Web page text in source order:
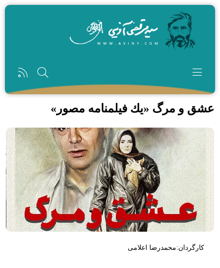
رفتن به محتوای اصلی
عشق و مرگ «یك فیلمنامه مصور»
کارگردان:محمدرضا اعلامی